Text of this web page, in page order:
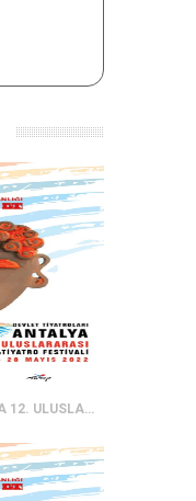
DEVLET TİYATROLARI ANTALYA 12. ULUSLARARASI TİYATRO FESTİVALİ